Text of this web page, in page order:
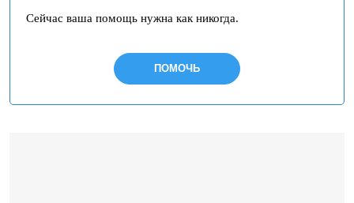
Сейчас ваша помощь нужна как никогда.
ПОМОЧЬ